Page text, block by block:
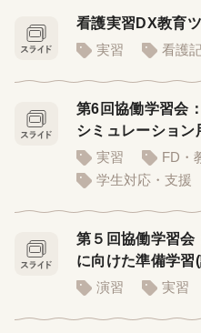
看護実習DX教育
実習
看護
第6回協働学習会
シミュレーション
実習
FD・
学生対応・支援
第５回協働学習会
に向けた準備学習
演習
実習